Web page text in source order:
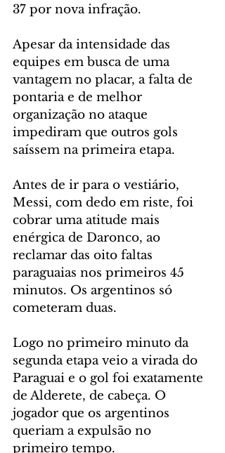
37 por nova infração.
Apesar da intensidade das
equipes em busca de uma
vantagem no placar, a falta de
pontaria e de melhor
organização no ataque
impediram que outros gols
saíssem na primeira etapa.
Antes de ir para o vestiário,
Messi, com dedo em riste, foi
cobrar uma atitude mais
enérgica de Daronco, ao
reclamar das oito faltas
paraguaias nos primeiros 45
minutos. Os argentinos só
cometeram duas.
Logo no primeiro minuto da
segunda etapa veio a virada do
Paraguai e o gol foi exatamente
de Alderete, de cabeça. O
jogador que os argentinos
queriam a expulsão no
primeiro tempo.